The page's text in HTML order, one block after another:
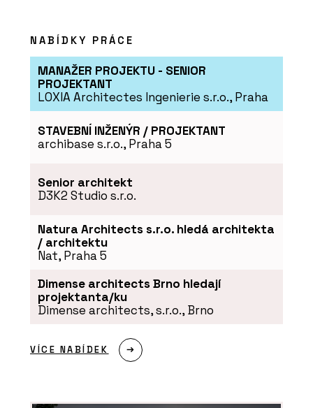
NABÍDKY PRÁCE
MANAŽER PROJEKTU - SENIOR
PROJEKTANT
LOXIA Architectes Ingenierie s.r.o., Praha
STAVEBNÍ INŽENÝR / PROJEKTANT
archibase s.r.o., Praha 5
Senior architekt
D3K2 Studio s.r.o.
Natura Architects s.r.o. hledá architekta
/ architektu
Nat, Praha 5
Dimense architects Brno hledají
projektanta/ku
Dimense architects, s.r.o., Brno
VÍCE NABÍDEK